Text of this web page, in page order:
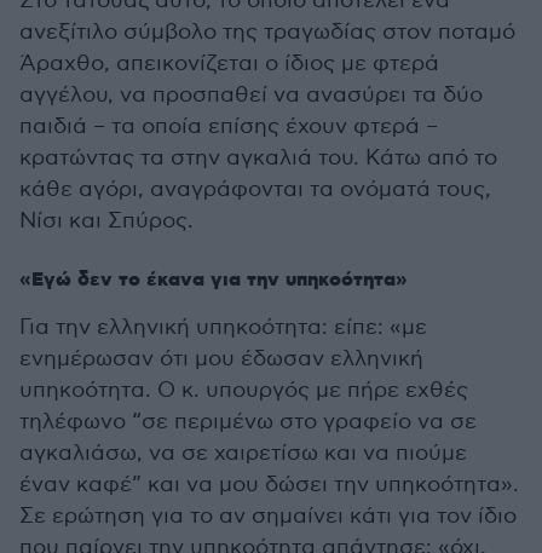
ανεξίτιλο σύμβολο της τραγωδίας στον ποταμό
Άραχθο, απεικονίζεται ο ίδιος με φτερά
αγγέλου, να προσπαθεί να ανασύρει τα δύο
παιδιά – τα οποία επίσης έχουν φτερά –
κρατώντας τα στην αγκαλιά του. Κάτω από το
κάθε αγόρι, αναγράφονται τα ονόματά τους,
Νίσι και Σπύρος.
«Εγώ δεν το έκανα για την υπηκοότητα»
Για την ελληνική υπηκοότητα: είπε: «με
ενημέρωσαν ότι μου έδωσαν ελληνική
υπηκοότητα. Ο κ. υπουργός με πήρε εχθές
τηλέφωνο “σε περιμένω στο γραφείο να σε
αγκαλιάσω, να σε χαιρετίσω και να πιούμε
έναν καφέ” και να μου δώσει την υπηκοότητα».
Σε ερώτηση για το αν σημαίνει κάτι για τον ίδιο
που παίρνει την υπηκοότητα απάντησε: «όχι,